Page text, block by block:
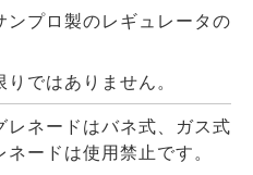
ンプロ製のレギュレータの
ではありません。
レネードはバネ式、ガス式
ードは使用禁止です。